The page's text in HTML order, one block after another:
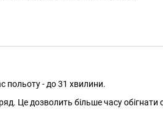
польоту - до 31 хвилини.
Це дозволить більше часу